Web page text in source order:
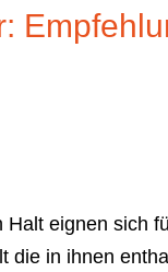
eignen sich
die in ihnen